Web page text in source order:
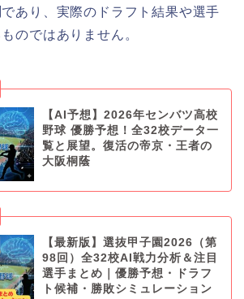
あり、実際のドラフト結果や選手
のではありません。
【AI予想】2026年センバツ高校
野球 優勝予想！全32校データ一
覧と展望。復活の帝京・王者の
大阪桐蔭
【最新版】選抜甲子園2026（第
98回）全32校AI戦力分析＆注目
選手まとめ｜優勝予想・ドラフ
ト候補・勝敗シミュレーション